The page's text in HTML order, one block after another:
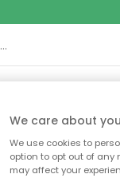
TEKSTIL &
We care about
We use cookies to
option to opt out of any
may affect your